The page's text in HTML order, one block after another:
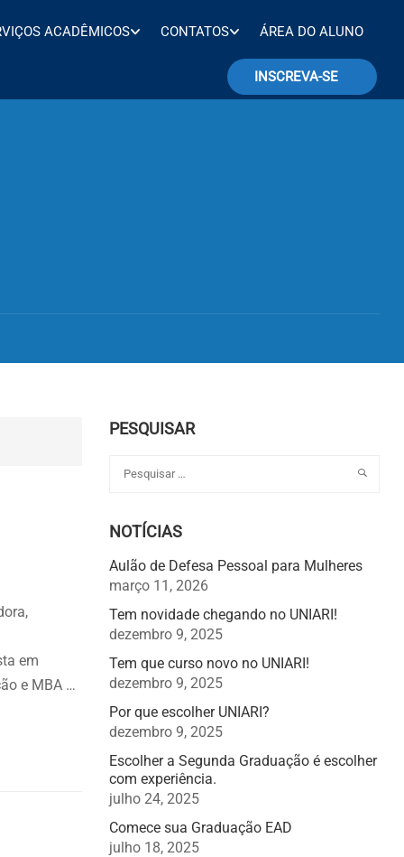
ACADÊMICOS CONTATOS ÁREA DO ALUNO
INSCREVA-SE
em
e MBA …
PESQUISAR
NOTÍCIAS
Aulão de Defesa Pessoal para Mulheres
março 11, 2026
Tem novidade chegando no UNIARI!
dezembro 9, 2025
Tem que curso novo no UNIARI!
dezembro 9, 2025
Por que escolher UNIARI?
dezembro 9, 2025
Escolher a Segunda Graduação é escolher
com experiência.
julho 24, 2025
Comece sua Graduação EAD
julho 18, 2025